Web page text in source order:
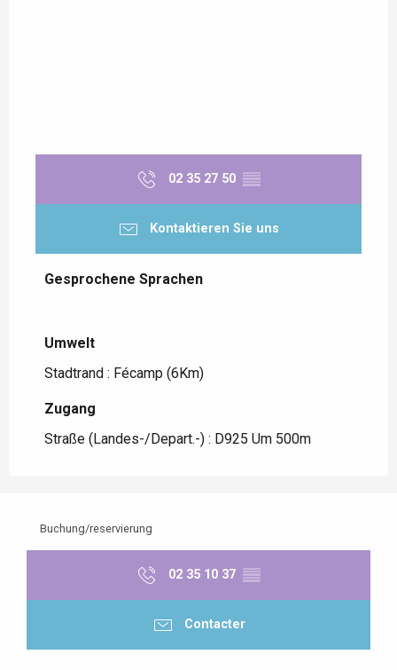
02 35 27 50 ▒▒
Kontaktieren Sie uns
Gesprochene Sprachen
Gesprochene Sprachen
Umwelt
Umwelt
Stadtrand : Fécamp (6Km)
Zugang
Zugang
Straße (Landes-/Depart.-) : D925 Um 500m
Buchung/reservierung
02 35 10 37 ▒▒
Contacter